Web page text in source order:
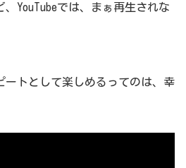
YouTubeでは、まぁ再生されな
ートとして楽しめるってのは、幸